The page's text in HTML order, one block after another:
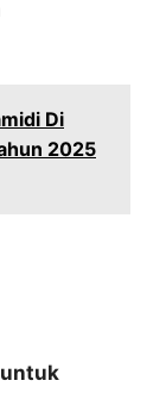
Di
2025